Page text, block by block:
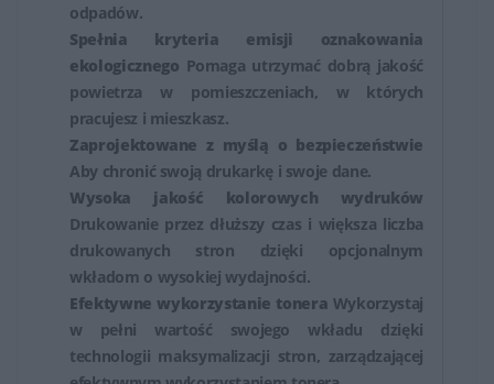
odpadów.
Spełnia kryteria emisji oznakowania
ekologicznego Pomaga utrzymać dobrą jakość
powietrza w pomieszczeniach, w których
pracujesz i mieszkasz.
Zaprojektowane z myślą o bezpieczeństwie
Aby chronić swoją drukarkę i swoje dane.
Wysoka jakość kolorowych wydruków
Drukowanie przez dłuższy czas i większa liczba
drukowanych stron dzięki opcjonalnym
wkładom o wysokiej wydajności.
Efektywne wykorzystanie tonera Wykorzystaj
w pełni wartość swojego wkładu dzięki
technologii maksymalizacji stron, zarządzającej